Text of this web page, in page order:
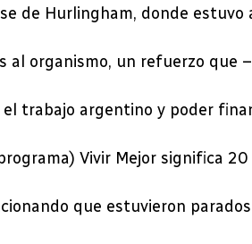
de Hurlingham, donde estuvo
organismo, un refuerzo que
trabajo argentino y poder
Vivir Mejor significa
que estuvieron